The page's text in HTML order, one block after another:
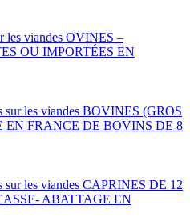
les viandes OVINES –
OU IMPORTÉES EN
les viandes BOVINES (GROS
EN FRANCE DE BOVINS DE 8
les viandes CAPRINES DE 12
ABATTAGE EN